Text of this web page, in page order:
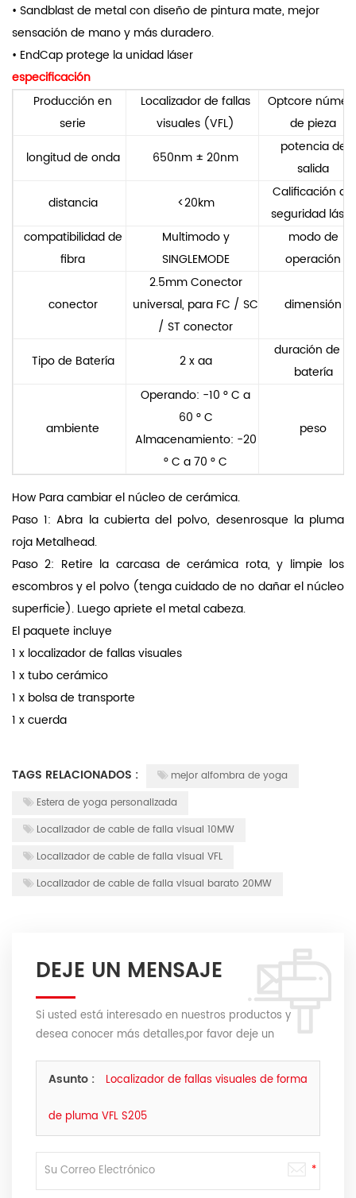
• Sandblast de metal con diseño de pintura mate, mejor
sensación de mano y más duradero.
• EndCap protege la unidad láser
especificación
Producción en
serie
Localizador de fallas
visuales (VFL)
Optcore
de pieza
longitud de onda
650nm ± 20nm
potencia de
salida
distancia
<20km
Calificación de
seguridad láser
compatibilidad de
fibra
Multimodo y
SINGLEMODE
modo de
operación
conector
2.5mm Conector
universal, para FC / SC
/ ST conector
dimensión
Tipo de Batería 2 x aa
duración de la
batería
ambiente
Operando: -10 ° C a
60 ° C
Almacenamiento: -20
° C a 70 ° C
peso
How Para cambiar el núcleo de cerámica.
Paso 1: Abra la cubierta del polvo, desenrosque la pluma
roja Metalhead.
Paso 2: Retire la carcasa de cerámica rota, y limpie los
escombros y el polvo (tenga cuidado de no dañar el núcleo
superficie). Luego apriete el metal cabeza.
El paquete incluye
1 x localizador de fallas visuales
1 x tubo cerámico
1 x bolsa de transporte
1 x cuerda
TAGS RELACIONADOS :
mejor alfombra de yoga
Estera de yoga personalizada
Localizador de cable de falla visual 10MW
Localizador de cable de falla visual VFL
Localizador de cable de falla visual barato 20MW
DEJE UN MENSAJE
Si usted está interesado en nuestros productos y
desea conocer más detalles,por favor deje un
podamos.
Asunto : Localizador de fallas visuales de forma
de pluma VFL S205